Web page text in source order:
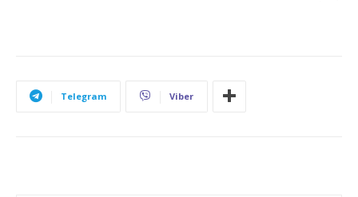
Telegram Viber